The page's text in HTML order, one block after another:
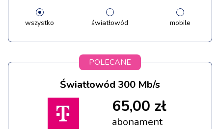
wszystko światłowód mobile
POLECANE
Światłowód 300 Mb/s
65,00 zł
abonament